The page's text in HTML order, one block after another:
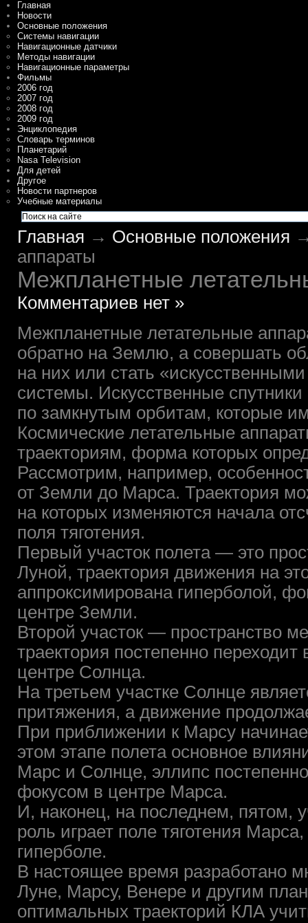
Главная
Новости
Основные положения
Системы навигации
Навигационные датчики
Методы навигации
Навигационные параметры
Фильмы
2006 год
2007 год
2008 год
2009 год
Энциклопедия
Словарь терминов
Планетарий
Nasa Television
Для детей
Другое
Новости партнеров
Учебные материалы
Главная → Основные положения
аппараты
Межпланетные
Комментариев нет »
Межпланетные летательные
обратно на Землю, а совершать
на них или стать
системы. Искусственные
по замкнутым орбитам, которые
Космические летательные
траекториям, форма которых
Рассмотрим, например,
от Земли до Марса. Траектория
на которых изменяются начала
поля тяготения.
Первый участок полета — это
Луной, траектория движения на
аппроксимирована гиперболой,
центре Земли.
Второй участок — пространство
траектория постепенно
центре Солнца.
На третьем участке Солнце
притяжения, а движение
При приближении к Марсу
этом этапе полета основное
Марс и Солнце, эллипс
фокусом в центре Марса.
И, наконец, на последнем, пятом,
роль играет поле тяготения
гиперболе.
В настоящее время разработано
Луне, Марсу, Венере и другим
оптимальных траекторий КЛА